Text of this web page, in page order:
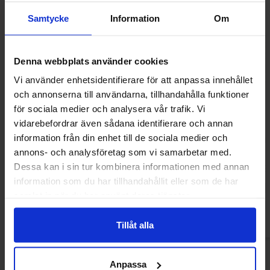
Samtycke Information Om
Denna webbplats använder cookies
Vi använder enhetsidentifierare för att anpassa innehållet
och annonserna till användarna, tillhandahålla funktioner
för sociala medier och analysera vår trafik. Vi
vidarebefordrar även sådana identifierare och annan
information från din enhet till de sociala medier och
annons- och analysföretag som vi samarbetar med.
Dessa kan i sin tur kombinera informationen med annan
information som du har tillhandahållit eller som de har
Tillåt alla
Anpassa
Terrys Mint Chocolate Bar 90g
33.03 kr 24.90 kr
Bartons Million
Chocolate